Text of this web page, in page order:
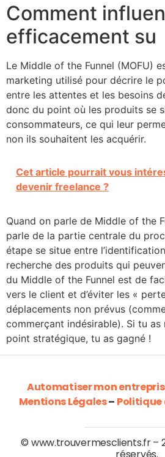
Comment
efficacement su
Le Middle of the Funnel (MOFU)
marketing utilisé pour décrire le
entre les attentes et les besoins
donc du point où les produits se
consommateurs, ce qui leur
non ils souhaitent les acquérir.
Cet article pourrait vous
devenir freelance ?
Quand on parle de Middle of the
parle de la partie centrale du
étape se situe entre
recherche des produits qui
du Middle of the Funnel est de
vers le client et d’éviter les «
déplacements non prévus
commerçant indésirable). Si tu
point stratégique, tu as gagné !
Automatiser mon
Mentions Légales–
© www.trouvermesclients.fr –